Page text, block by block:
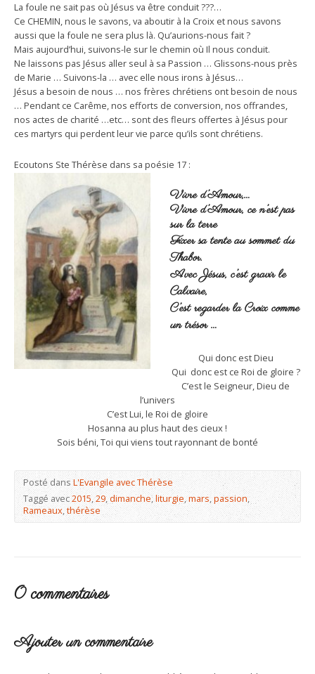
La foule ne sait pas où Jésus va être conduit ???…
Ce CHEMIN, nous le savons, va aboutir à la Croix et nous savons
aussi que la foule ne sera plus là. Qu’aurions-nous fait ?
Mais aujourd’hui, suivons-le sur le chemin où Il nous conduit.
Ne laissons pas Jésus aller seul à sa Passion … Glissons-nous près
de Marie … Suivons-la … avec elle nous irons à Jésus…
Jésus a besoin de nous … nos frères chrétiens ont besoin de nous
… Pendant ce Carême, nos efforts de conversion, nos offrandes,
nos actes de charité …etc… sont des fleurs offertes à Jésus pour
ces martyrs qui perdent leur vie parce qu’ils sont chrétiens.
Ecoutons Ste Thérèse dans sa poésie 17 :
Vivre d’Amour,…
Vivre d’Amour, ce n’est pas
sur la terre
Fixer sa tente au sommet du
Thabor.
Avec Jésus, c’est gravir le
Calvaire,
C’est regarder la Croix comme
un trésor …
Qui donc est Dieu
Qui donc est ce Roi de gloire ?
C’est le Seigneur, Dieu de
l’univers
C’est Lui, le Roi de gloire
Hosanna au plus haut des cieux !
Sois béni, Toi qui viens tout rayonnant de bonté
Posté dansL'Evangile avec Thérèse
Taggé avec2015,29,dimanche,liturgie,mars,passion,
Rameaux,thérèse
0 commentaires
Ajouter un commentaire